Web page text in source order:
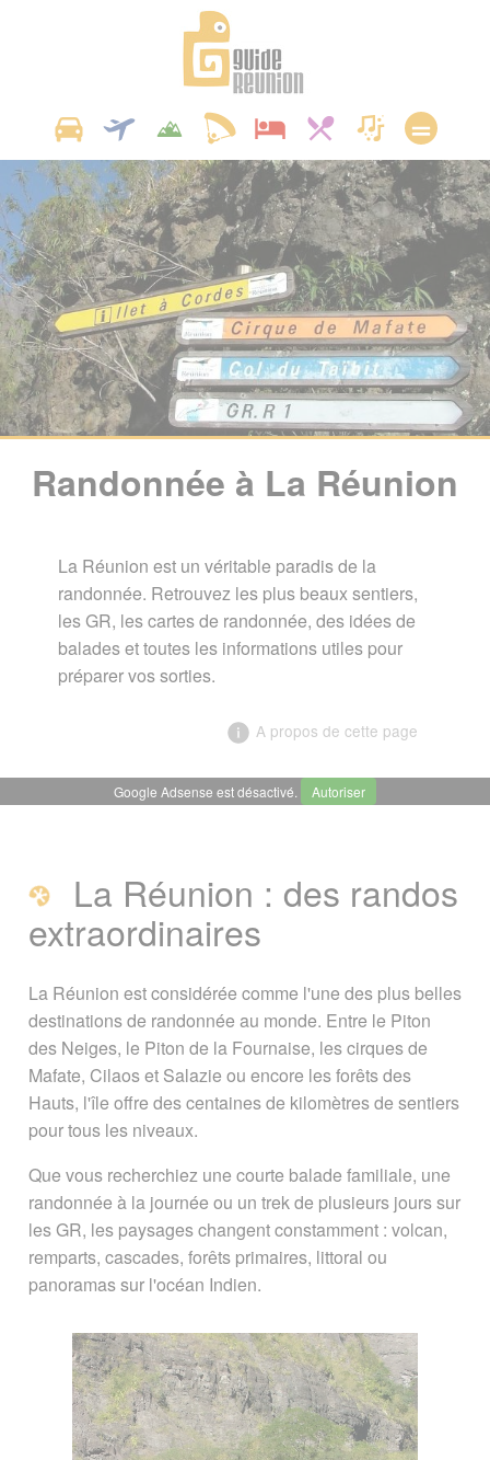
Randonnée à La Réunion
La Réunion est un véritable paradis de la
randonnée. Retrouvez les plus beaux sentiers,
les GR, les cartes de randonnée, des idées de
balades et toutes les informations utiles pour
préparer vos sorties.
A propos de cette page
La Réunion : des randos
extraordinaires
Réserver une randonnée
accompagnée à La Réunion
Les 3 GR
Quelques randonnées par Guide
Réunion
Carte des sentiers Cartes IGN
Prestataires de randonnées
"Actus Rando"
Avant de partir en randonnée
Google Adsense est désactivé. Autoriser
La Réunion : des randos
extraordinaires
La Réunion est considérée comme l'une des plus belles
destinations de randonnée au monde. Entre le Piton
des Neiges, le Piton de la Fournaise, les cirques de
Mafate, Cilaos et Salazie ou encore les forêts des
Hauts, l'île offre des centaines de kilomètres de sentiers
pour tous les niveaux.
Que vous recherchiez une courte balade familiale, une
randonnée à la journée ou un trek de plusieurs jours sur
les GR, les paysages changent constamment : volcan,
remparts, cascades, forêts primaires, littoral ou
panoramas sur l'océan Indien.
Panneau de gestion des cookies